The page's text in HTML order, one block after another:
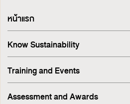
หน้าแรก
Know Sustainability
Sustainability at A Glance
Principles and Guidelines
Corporate Governance
Sustainability Management Process
Training and Events
Training
Events
Assessment and Awards